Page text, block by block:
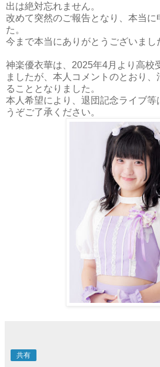
出は絶対忘れません。
改めて突然のご報告となり、本当に
た。
今まで本当にありがとうございまし
神楽優衣華は、2025年4月より高校
ましたが、本人コメントのとおり
ることとなりました。
本人希望により、退団記念ライブ
うぞご了承ください。
共有